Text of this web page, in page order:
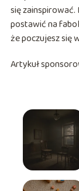
się
postawić na
że poczujesz się
Artykuł